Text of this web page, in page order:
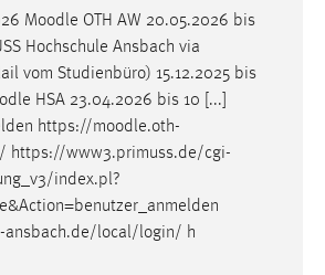
Moodle OTH AW 20.05.2026 bis
Hochschule Ansbach via
vom Studienbüro) 15.12.2025 bis
HSA 23.04.2026 bis 10 [...]
https://moodle.oth-
https://www3.primuss.de/cgi-
index.pl?
ansbach.de/local/login/ h